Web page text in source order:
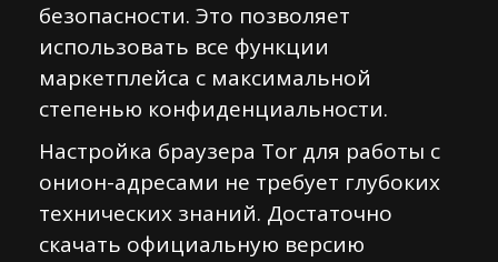
безопасности. Это позволяет
использовать все функции
маркетплейса с максимальной
степенью конфиденциальности.
Настройка браузера Tor для работы с
онион-адресами не требует глубоких
технических знаний. Достаточно
скачать официальную версию